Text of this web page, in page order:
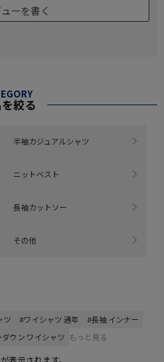
ーを書く
絞る
半袖カジュアルシャツ
ニットベスト
長袖カットソー
その他
ツ #ワイシャツ 通年
#長袖 インナー
ウン ワイシャツ もっと見る
表示されます。